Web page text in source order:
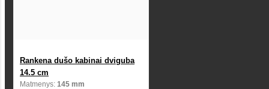
Rankena dušo kabinai dviguba
14.5 cm
Matmenys: 145 mm